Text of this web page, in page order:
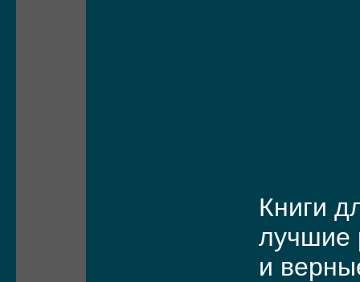
Книги
лучшие
и